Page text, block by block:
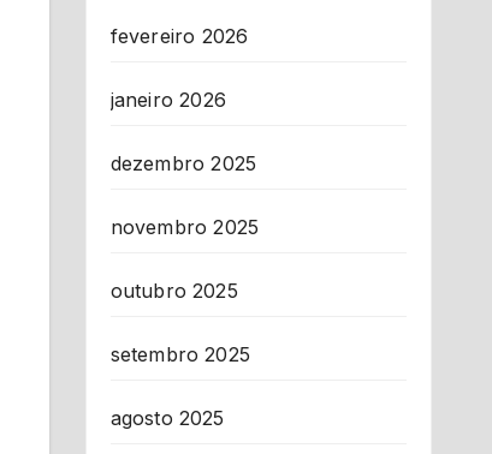
fevereiro 2026
janeiro 2026
dezembro 2025
novembro 2025
outubro 2025
setembro 2025
agosto 2025